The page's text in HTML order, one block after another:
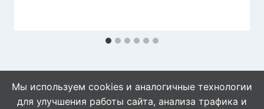
Мы используем cookies и аналогичные технологии
для улучшения работы сайта, анализа трафика и